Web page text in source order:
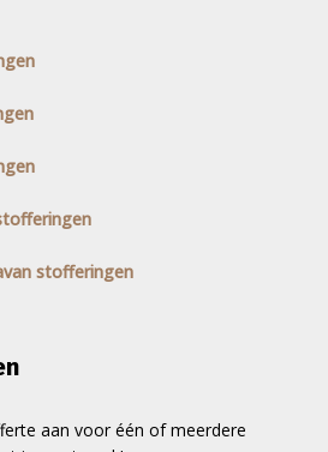
stofferingen
aan voor één of meerdere